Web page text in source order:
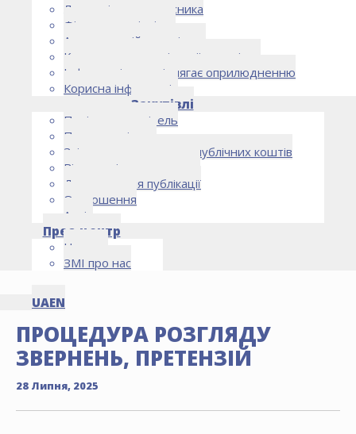
Лист очікувань власника
Фінансова звітність
Антикорупційна політика
Кодекс етики та ділової поведінки
Інформація, що підлягає оприлюдненню
Корисна інформація
Закупівлі
Політика закупівель
План закупівель
Звіт про використання публічних коштів
Відомості про договори
Договори для публікації
Оголошення
Архів
Прес-центр
Новини
ЗМІ про нас
UAEN
ПРОЦЕДУРА РОЗГЛЯДУ
ЗВЕРНЕНЬ, ПРЕТЕНЗІЙ
28 Липня, 2025